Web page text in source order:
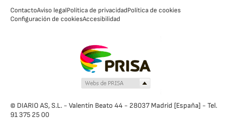
ContactoAviso legalPolítica de privacidadPolítica de cookies
Configuración de cookiesAccesibilidad
© DIARIO AS, S.L. - Valentín Beato 44 - 28037 Madrid [España] - Tel.
91 375 25 00